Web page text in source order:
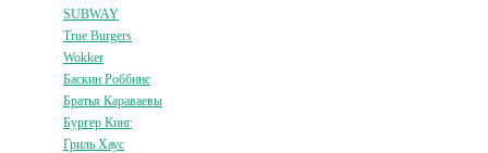
SUBWAY
True Burgers
Wokker
Баскин Роббинс
Братья Караваевы
Бургер Кинг
Гриль Хаус